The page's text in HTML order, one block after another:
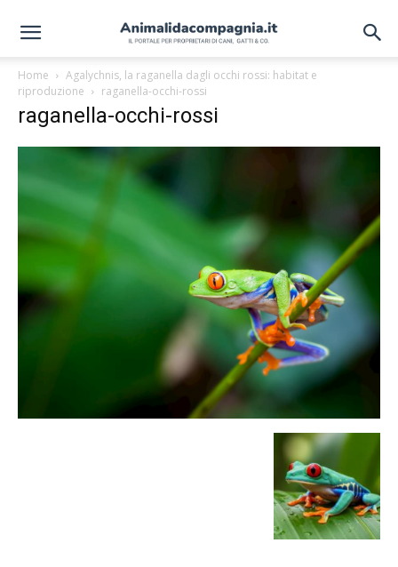
Home
Agalychnis, la raganella dagli occhi rossi: habitat e
riproduzione
raganella-occhi-rossi
raganella-occhi-rossi